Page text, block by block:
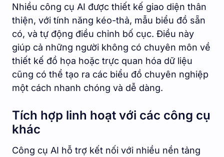
Nhiều công cụ AI được thiết kế giao diện thân
thiện, với tính năng kéo-thả, mẫu biểu đồ sẵn
có, và tự động điều chỉnh bố cục. Điều này
giúp cả những người không có chuyên môn về
thiết kế đồ họa hoặc trực quan hóa dữ liệu
cũng có thể tạo ra các biểu đồ chuyên nghiệp
một cách nhanh chóng và dễ dàng.
Tích hợp linh hoạt với các công cụ
khác
Công cụ AI hỗ trợ kết nối với nhiều nền tảng